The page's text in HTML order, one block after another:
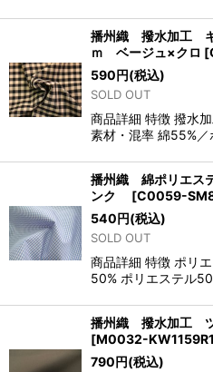
播州織 撥水加工 ギ
ｍ ベージュ×クロ [
590円(税込)
SOLD OUT
商品詳細 特徴 撥水
素材・混率 綿55%
播州織 綿ポリエス
ンク
[C0059-
540円(税込)
SOLD OUT
商品詳細 特徴 ポリ
50% ポリエステル
播州織 撥水加工
[M0032-KW1159R1
790円(税込)